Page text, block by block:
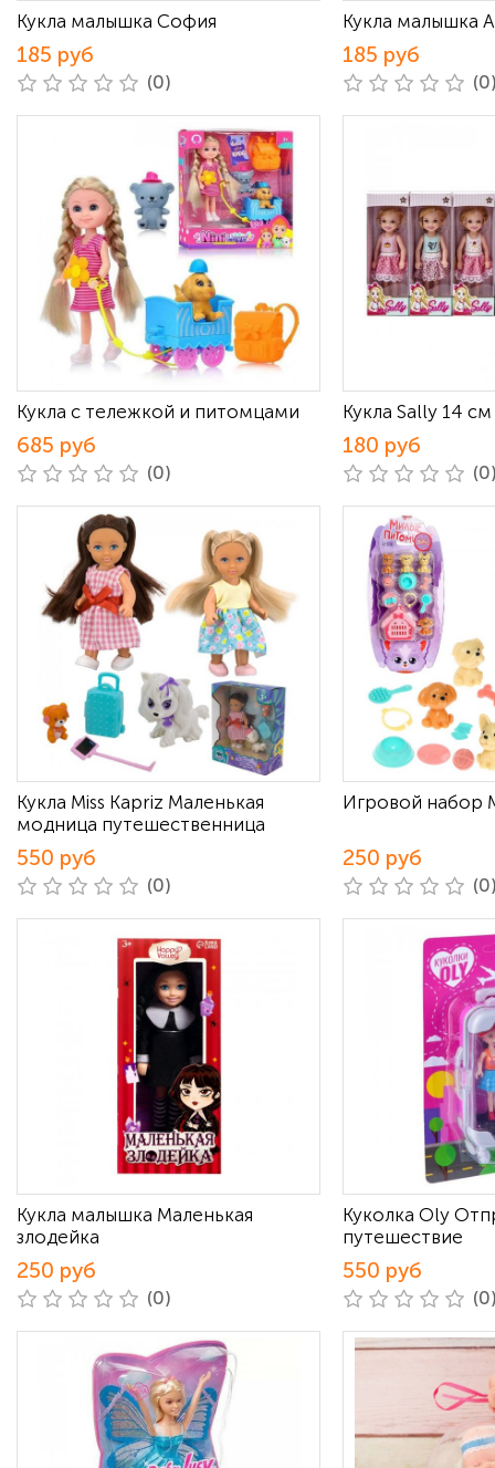
Кукла малышка София
185 руб
(0)
Кукла малышка
185 руб
Кукла с тележкой и питомцами
685 руб
(0)
Кукла Sally 14 см
180 руб
Кукла Miss Kapriz Маленькая
модница путешественница
550 руб
(0)
Игровой набор
250 руб
Кукла малышка Маленькая
злодейка
250 руб
(0)
Куколка Oly
путешествие
550 руб